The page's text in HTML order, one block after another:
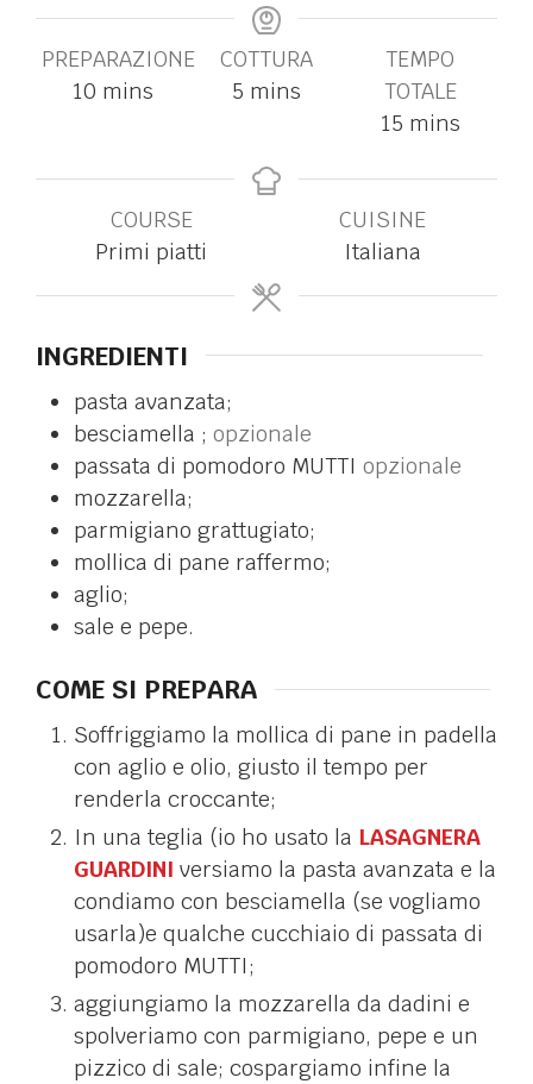
PREPARAZIONE
10 mins
COTTURA
5 mins
TEMPO
TOTALE
15 mins
COURSE
Primi piatti
CUISINE
Italiana
INGREDIENTI
pasta avanzata;
besciamella ; opzionale
passata di pomodoro MUTTI opzionale
mozzarella;
parmigiano grattugiato;
mollica di pane raffermo;
aglio;
sale e pepe.
COME SI PREPARA
Soffriggiamo la mollica di pane in padella
con aglio e olio, giusto il tempo per
renderla croccante;
In una teglia (io ho usato la LASAGNERA
GUARDINI versiamo la pasta avanzata e la
condiamo con besciamella (se vogliamo
usarla)e qualche cucchiaio di passata di
pomodoro MUTTI;
aggiungiamo la mozzarella da dadini e
spolveriamo con parmigiano, pepe e un
pizzico di sale; cospargiamo infine la